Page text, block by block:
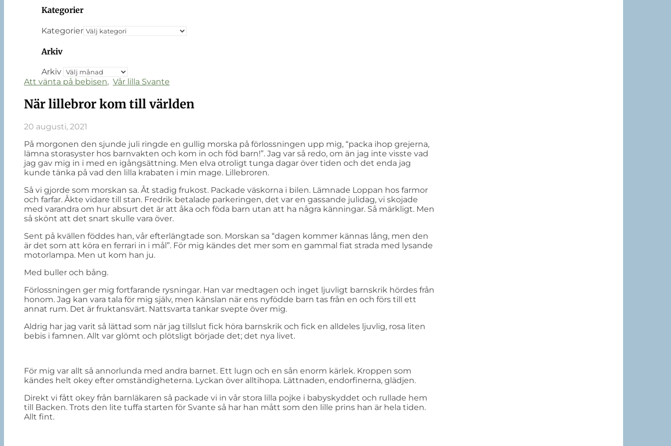
Kategorier
Kategorier
Arkiv
Arkiv
Att vänta på bebisen, Vår lilla Svante
När lillebror kom till världen
20 augusti, 2021
På morgonen den sjunde juli ringde en gullig morska på förlossningen upp mig, “packa ihop grejerna,
lämna storasyster hos barnvakten och kom in och föd barn!”. Jag var så redo, om än jag inte visste vad
jag gav mig in i med en igångsättning. Men elva otroligt tunga dagar över tiden och det enda jag
kunde tänka på vad den lilla krabaten i min mage. Lillebroren.
Så vi gjorde som morskan sa. Åt stadig frukost. Packade väskorna i bilen. Lämnade Loppan hos farmor
och farfar. Åkte vidare till stan. Fredrik betalade parkeringen, det var en gassande julidag, vi skojade
med varandra om hur absurt det är att åka och föda barn utan att ha några känningar. Så märkligt. Men
så skönt att det snart skulle vara över.
Sent på kvällen föddes han, vår efterlängtade son. Morskan sa “dagen kommer kännas lång, men den
är det som att köra en ferrari in i mål”. För mig kändes det mer som en gammal fiat strada med lysande
motorlampa. Men ut kom han ju.
Med buller och bång.
Förlossningen ger mig fortfarande rysningar. Han var medtagen och inget ljuvligt barnskrik hördes från
honom. Jag kan vara tala för mig själv, men känslan när ens nyfödde barn tas från en och förs till ett
annat rum. Det är fruktansvärt. Nattsvarta tankar svepte över mig.
Aldrig har jag varit så lättad som när jag tillslut fick höra barnskrik och fick en alldeles ljuvlig, rosa liten
bebis i famnen. Allt var glömt och plötsligt började det; det nya livet.
För mig var allt så annorlunda med andra barnet. Ett lugn och en sån enorm kärlek. Kroppen som
kändes helt okey efter omständigheterna. Lyckan över alltihopa. Lättnaden, endorfinerna, glädjen.
Direkt vi fått okey från barnläkaren så packade vi in vår stora lilla pojke i babyskyddet och rullade hem
till Backen. Trots den lite tuffa starten för Svante så har han mått som den lille prins han är hela tiden.
Allt fint.